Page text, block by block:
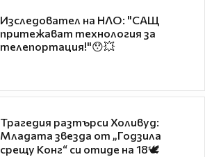
Изследовател на НЛО: "САЩ
притежават технология за
телепортация!"😯💥
Трагедия разтърси Холивуд:
Младата звезда от „Годзила
срещу Конг“ си отиде на 18🕊️